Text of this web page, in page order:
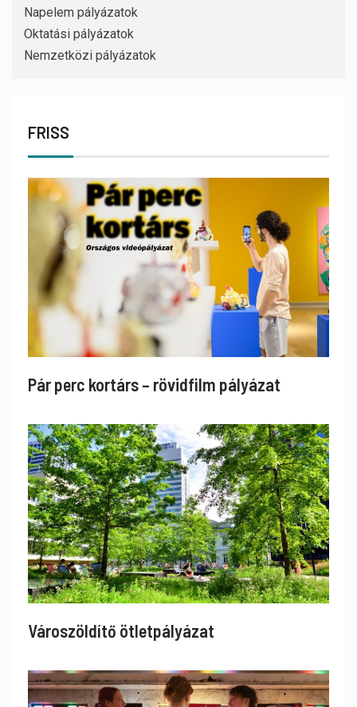
Napelem pályázatok
Oktatási pályázatok
Nemzetközi pályázatok
FRISS
Pár perc kortárs – rövidfilm pályázat
Városzöldítő ötletpályázat